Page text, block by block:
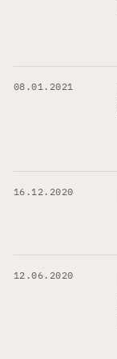
08.01.2021
16.12.2020
12.06.2020